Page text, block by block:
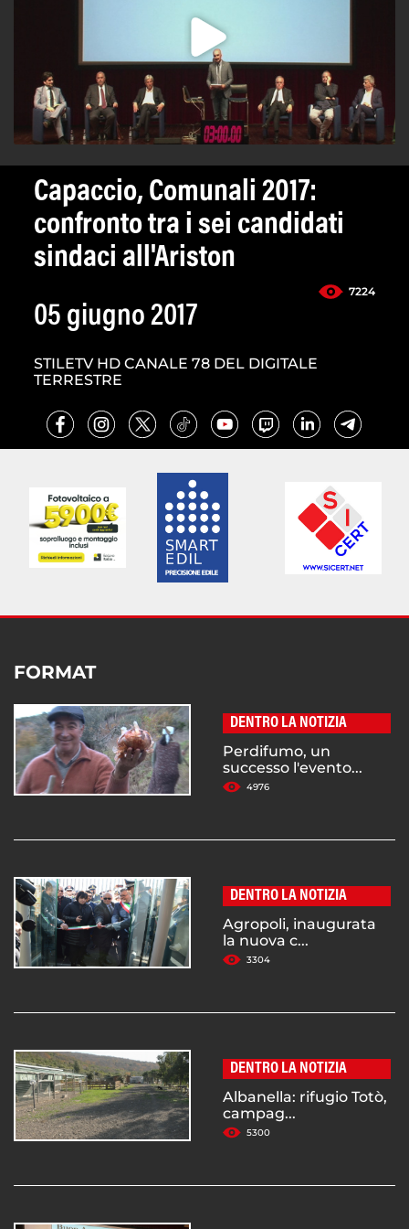
Capaccio, Comunali 2017:
confronto tra i sei candidati
sindaci all'Ariston
7224
05 giugno 2017
STILETV HD CANALE 78 DEL DIGITALE
TERRESTRE
FORMAT
DENTRO LA NOTIZIA
Perdifumo, un
successo l'evento...
4976
DENTRO LA NOTIZIA
Agropoli, inaugurata
la nuova c...
3304
DENTRO LA NOTIZIA
Albanella: rifugio Totò,
campag...
5300